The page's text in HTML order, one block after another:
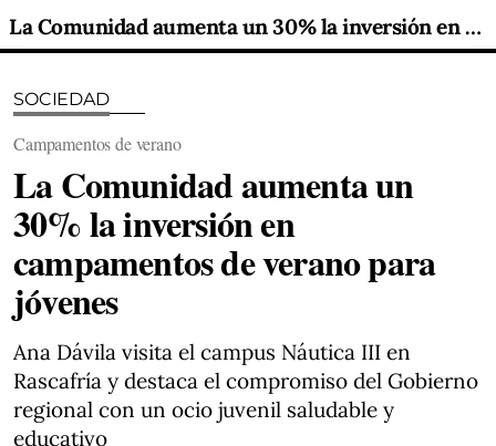
La Comunidad aumenta un 30% la inversión en campamentos de verano para jóvenes
SOCIEDAD
Campamentos de verano
La Comunidad aumenta un
30% la inversión en
campamentos de verano para
jóvenes
Ana Dávila visita el campus Náutica III en
Rascafría y destaca el compromiso del Gobierno
regional con un ocio juvenil saludable y
educativo